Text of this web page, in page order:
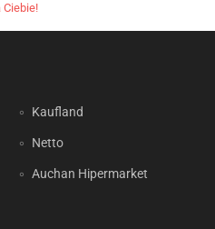
Kaufland
Netto
Auchan Hipermarket